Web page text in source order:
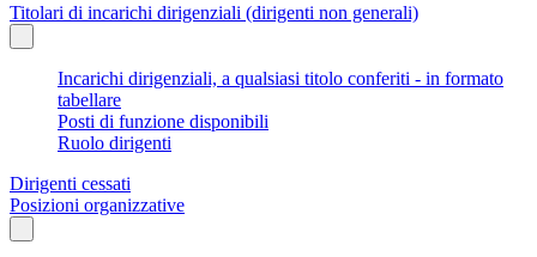
Titolari di incarichi dirigenziali (dirigenti non generali)
Incarichi dirigenziali, a qualsiasi titolo conferiti - in formato
tabellare
Posti di funzione disponibili
Ruolo dirigenti
Dirigenti cessati
Posizioni organizzative